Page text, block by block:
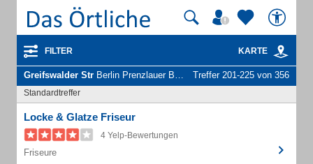
FILTER KARTE
Greifswalder Str Berlin Prenzlauer Berg - Unternehmen und Personen Treffer 201-225 von 356
Standardtreffer
Locke & Glatze Friseur
4 Yelp-Bewertungen
Friseure